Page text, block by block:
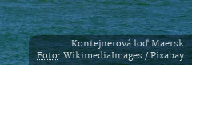
Kontejnerová loď Maersk
Foto: WikimediaImages / Pixabay